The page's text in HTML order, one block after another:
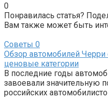
0
Понравилась статья?
Вам также может быть
Советы 0
Обзор автомобилей
ценовые категории
В последние годы
завоевали значительную
российских